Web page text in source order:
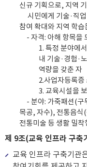
신규 기획으로, 지역
시민에게 기술·직
참여 확대와 지역 학
- 자격: 아해 항목을
1. 특정 분야에
내 기술·경험·
역량을 갖춘 자
2.사업자등록증
3. 교육시설을
- 분야: 가죽패션(구
목공, 자수), 전통음식
전통미술 등 생활 밀착
제 9조(교육 인프라 구축
교육 인프라 구축기관